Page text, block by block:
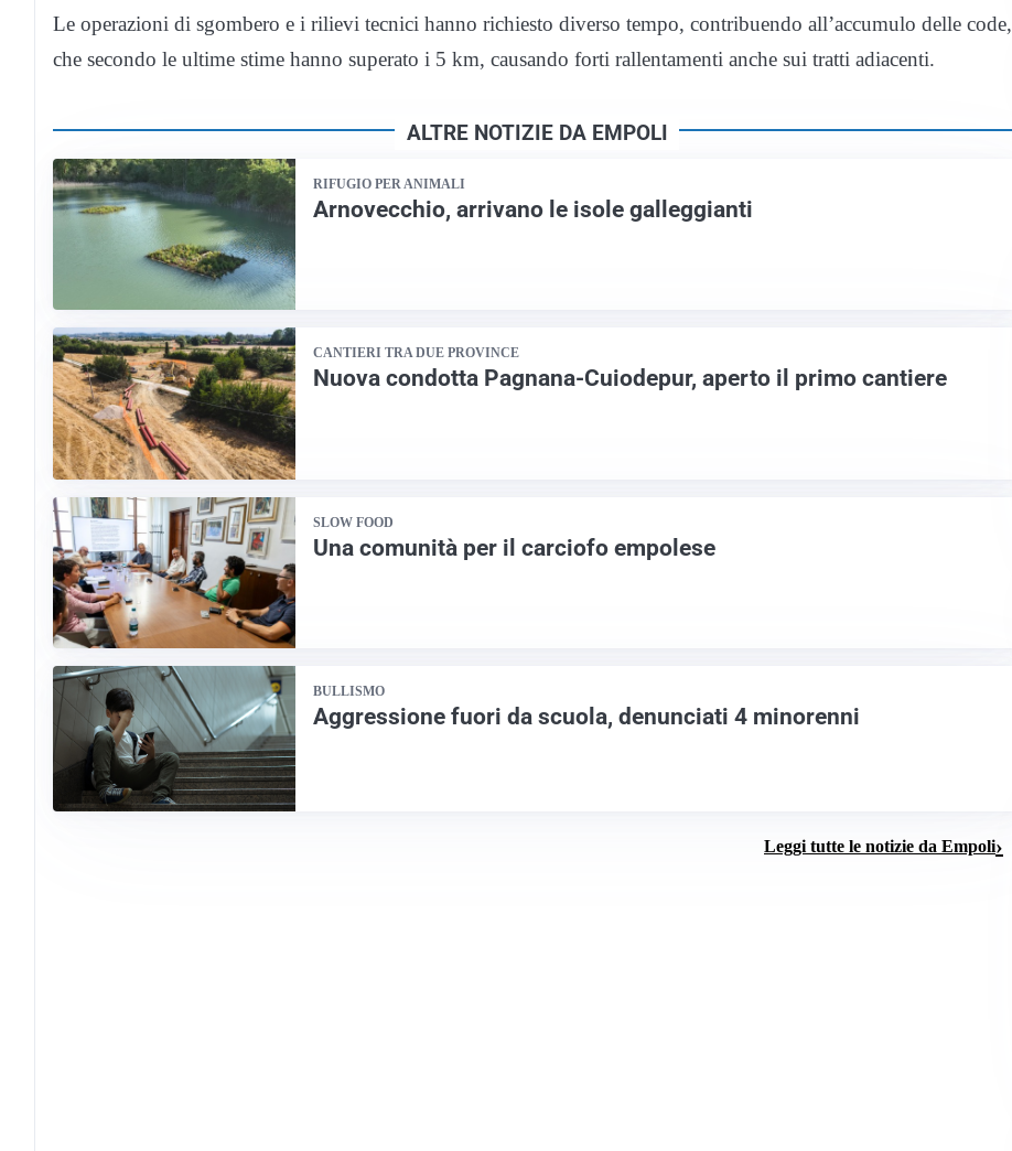
Le operazioni di sgombero e i rilievi tecnici hanno richiesto diverso tempo, contribuendo all’accumulo delle code,
che secondo le ultime stime hanno superato i 5 km, causando forti rallentamenti anche sui tratti adiacenti.
ALTRE NOTIZIE DA EMPOLI
RIFUGIO PER ANIMALI
Arnovecchio, arrivano le isole galleggianti
CANTIERI TRA DUE PROVINCE
Nuova condotta Pagnana-Cuiodepur, aperto il primo cantiere
SLOW FOOD
Una comunità per il carciofo empolese
BULLISMO
Aggressione fuori da scuola, denunciati 4 minorenni
Leggi tutte le notizie da Empoli